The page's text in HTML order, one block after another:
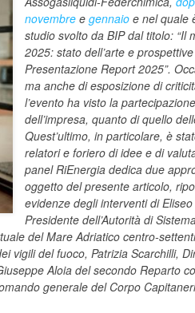
novembre egennaio e nel quale
studio svolto da BIP dal titolo: “Il
2025: stato dell’arte e
Presentazione Report 2025”.
ma anche di esposizione di
l’evento ha visto la
dell’impresa, quanto di quello
Quest’ultimo, in particolare, è
relatori e foriero di idee e di
panel RiEnergia dedica due
oggetto del presente articolo,
evidenze degli interventi di
Presidente dell’Autorità di
del Mare Adriatico centro-
vigili del fuoco, Patrizia Scarchilli,
Aloia del secondo Reparto
generale del Corpo